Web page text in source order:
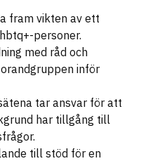
fram vikten av ett
personer.
med råd och
inför
tar ansvar för att
har tillgång till
till stöd för en